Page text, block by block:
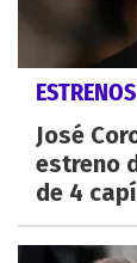
ESTRENOS
José
estreno
de 4